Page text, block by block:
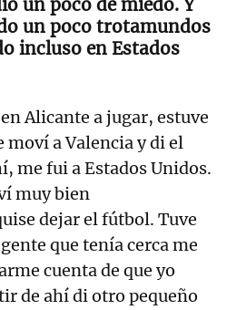
un poco de miedo. Y
un poco trotamundos
incluso en Estados
Alicante a jugar, estuve
moví a Valencia y di el
me fui a Estados Unidos.
muy bien
dejar el fútbol. Tuve
que tenía cerca me
cuenta de que yo
de ahí di otro pequeño